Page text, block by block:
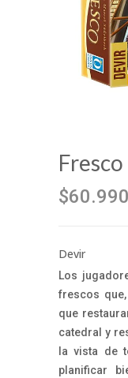
Fresco
$60.990
Devir
Los
frescos
que
catedral y
la vista de
planificar